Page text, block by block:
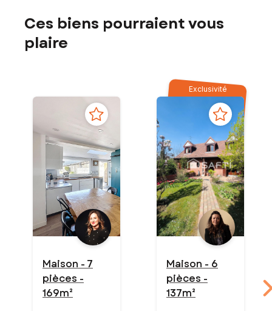
Ces biens pourraient vous
plaire
Maison - 7
pièces -
169m²
Exclusivité
Maison - 6
pièces -
137m²